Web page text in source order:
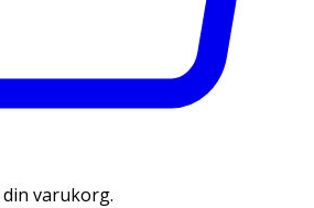
varukorg.